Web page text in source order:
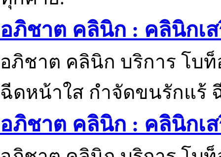
อภิชาต คลินิก : คลินิกเ
อภิชาต คลินิก บริการ โบ
ฉีดหน้าใส กำจัดขนรักแร้
อภิชาต คลินิก : คลินิกเ